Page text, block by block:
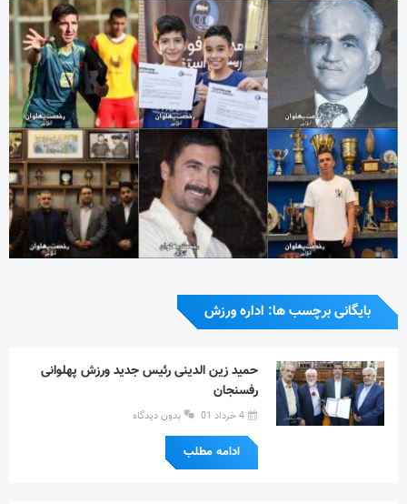
بایگانی برچسب ها: اداره ورزش
حمید زین الدینی رئیس جدید ورزش پهلوانی
رفسنجان
4 خرداد 01 بدون دیدگاه
ادامه مطلب